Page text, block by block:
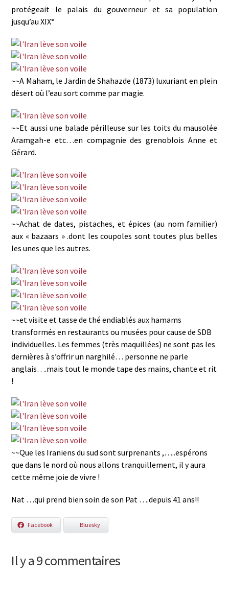
protégeait le palais du gouverneur et sa population
jusqu’au XIX°
~~A Maham, le Jardin de Shahazde (1873) luxuriant en plein
désert où l’eau sort comme par magie.
~~Et aussi une balade périlleuse sur les toits du mausolée
Aramgah-e etc…en compagnie des grenoblois Anne et
Gérard.
~~Achat de dates, pistaches, et épices (au nom familier)
aux « bazaars » .dont les coupoles sont toutes plus belles
les unes que les autres.
~~et visite et tasse de thé endiablés aux hamams
transformés en restaurants ou musées pour cause de SDB
individuelles. Les femmes (très maquillées) ne sont pas les
dernières à s’offrir un narghilé… personne ne parle
anglais….mais tout le monde tape des mains, chante et rit
!
~~Que les Iraniens du sud sont surprenants ,…..espérons
que dans le nord où nous allons tranquillement, il y aura
cette même joie de vivre !
Nat …qui prend bien soin de son Pat ….depuis 41 ans!!
Facebook Bluesky
Il y a 9 commentaires